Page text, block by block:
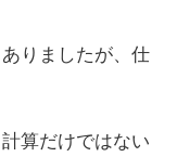
りましたが、仕
算だけではない